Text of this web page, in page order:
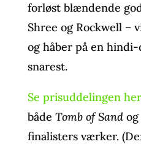
forløst blændende
Shree og Rockwell –
og håber på en
snarest.
Se prisuddelingen her
både Tomb of Sandog
finalisters værker.